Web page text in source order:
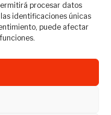
procesar datos
identificaciones únicas
puede afectar
2012 - 2026